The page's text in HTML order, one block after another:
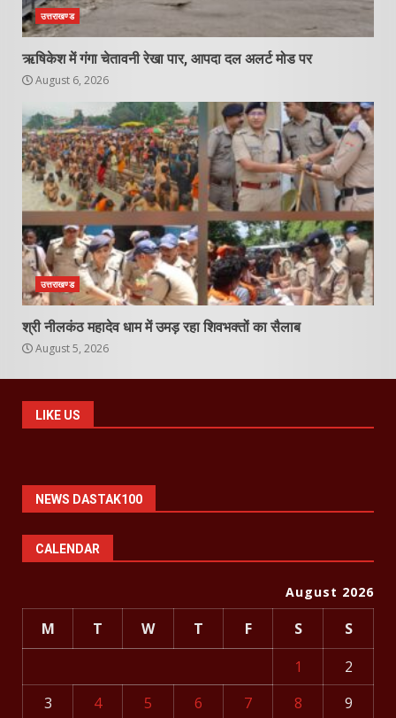
उत्तराखण्ड
ऋषिकेश में गंगा चेतावनी रेखा पार, आपदा दल अलर्ट मोड पर
August 6, 2026
उत्तराखण्ड
श्री नीलकंठ महादेव धाम में उमड़ रहा शिवभक्तों का सैलाब
August 5, 2026
LIKE US
NEWS DASTAK100
CALENDAR
August 2026
M T W T F S
S
1
2
3
4 5 6 7 8 9